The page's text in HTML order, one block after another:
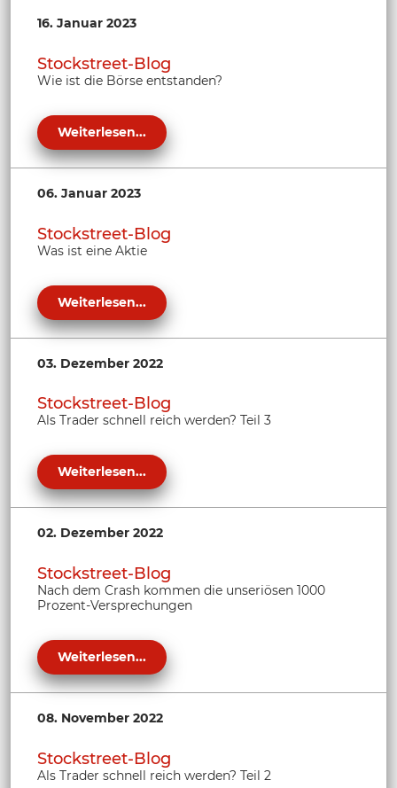
16. Januar 2023
Stockstreet-Blog
Wie ist die Börse entstanden?
Weiterlesen...
06. Januar 2023
Stockstreet-Blog
Was ist eine Aktie
Weiterlesen...
03. Dezember 2022
Stockstreet-Blog
Als Trader schnell reich werden? Teil 3
Weiterlesen...
02. Dezember 2022
Stockstreet-Blog
Nach dem Crash kommen die unseriösen 1000
Prozent-Versprechungen
Weiterlesen...
08. November 2022
Stockstreet-Blog
Als Trader schnell reich werden? Teil 2